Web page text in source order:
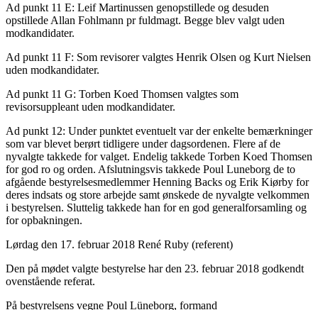
Ad punkt 11 E: Leif Martinussen genopstillede og desuden
opstillede Allan Fohlmann pr fuldmagt. Begge blev valgt uden
modkandidater.
Ad punkt 11 F: Som revisorer valgtes Henrik Olsen og Kurt Nielsen
uden modkandidater.
Ad punkt 11 G: Torben Koed Thomsen valgtes som
revisorsuppleant uden modkandidater.
Ad punkt 12: Under punktet eventuelt var der enkelte bemærkninger
som var blevet berørt tidligere under dagsordenen. Flere af de
nyvalgte takkede for valget. Endelig takkede Torben Koed Thomsen
for god ro og orden. Afslutningsvis takkede Poul Luneborg de to
afgående bestyrelsesmedlemmer Henning Backs og Erik Kiørby for
deres indsats og store arbejde samt ønskede de nyvalgte velkommen
i bestyrelsen. Sluttelig takkede han for en god generalforsamling og
for opbakningen.
Lørdag den 17. februar 2018 René Ruby (referent)
Den på mødet valgte bestyrelse har den 23. februar 2018 godkendt
ovenstående referat.
På bestyrelsens vegne Poul Lüneborg, formand